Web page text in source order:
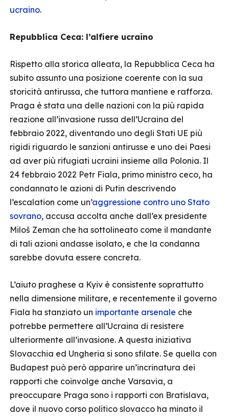
ucraino.
Repubblica Ceca: l’alfiere ucraino
Rispetto alla storica alleata, la Repubblica Ceca ha
subito assunto una posizione coerente con la sua
storicità antirussa, che tuttora mantiene e rafforza.
Praga è stata una delle nazioni con la più rapida
reazione all’invasione russa dell’Ucraina del
febbraio 2022, diventando uno degli Stati UE più
rigidi riguardo le sanzioni antirusse e uno dei Paesi
ad aver più rifugiati ucraini insieme alla Polonia. Il
24 febbraio 2022 Petr Fiala, primo ministro ceco, ha
condannato le azioni di Putin descrivendo
l’escalation come un’aggressione contro uno Stato
sovrano, accusa accolta anche dall’ex presidente
Miloš Zeman che ha sottolineato come il mandante
di tali azioni andasse isolato, e che la condanna
sarebbe dovuta essere concreta.
L’aiuto praghese a Kyiv è consistente soprattutto
nella dimensione militare, e recentemente il governo
Fiala ha stanziato un importante arsenale che
potrebbe permettere all’Ucraina di resistere
ulteriormente all’invasione. A questa iniziativa
Slovacchia ed Ungheria si sono sfilate. Se quella con
Budapest può però apparire un’incrinatura dei
rapporti che coinvolge anche Varsavia, a
preoccupare Praga sono i rapporti con Bratislava,
dove il nuovo corso politico slovacco ha minato il